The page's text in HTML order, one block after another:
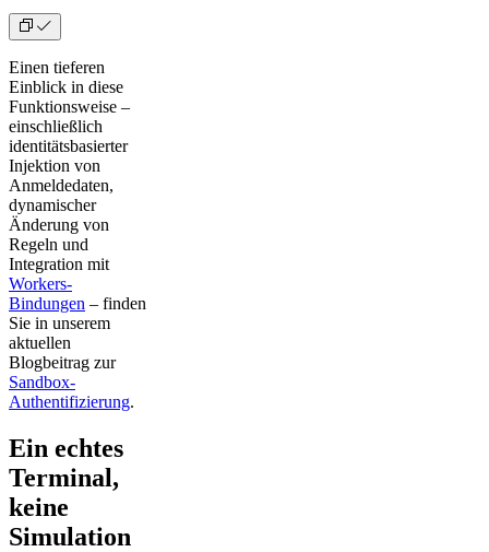
Einen tieferen
Einblick in diese
Funktionsweise –
einschließlich
identitätsbasierter
Injektion von
Anmeldedaten,
dynamischer
Änderung von
Regeln und
Integration mit
Workers-
Bindungen – finden
Sie in unserem
aktuellen
Blogbeitrag zur
Sandbox-
Authentifizierung.
Ein echtes
Terminal,
keine
Simulation